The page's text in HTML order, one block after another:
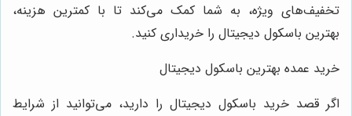
ویژه، به شما کمک می‌کند تا با کمترین هزینه،
باسکول دیجیتال را خریداری کنید.
عمده بهترین باسکول دیجیتال
قصد خرید باسکول دیجیتال را دارید، می‌توانید از شرایط